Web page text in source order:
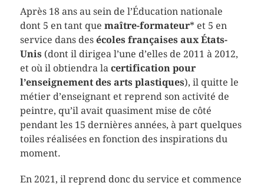
Après 18 ans au sein de l’Éducation nationale
dont 5 en tant que maître-formateur* et 5 en
service dans des écoles françaises aux États-
Unis(dont il dirigea l’une d’elles de 2011 à 2012,
et où il obtiendra la certification pour
l’enseignement des arts plastiques), il quitte le
métier d’enseignant et reprend son activité de
peintre, qu’il avait quasiment mise de côté
pendant les 15 dernières années, à part quelques
toiles réalisées en fonction des inspirations du
moment.
En 2021, il reprend donc du service et commence